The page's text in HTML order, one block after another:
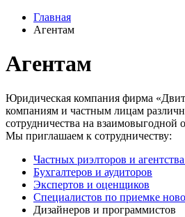
Главная
Агентам
Агентам
Юридическая компания фирма
компаниям и частным лицам
сотрудничества на взаимовыгодной
Мы приглашаем к сотрудничеству:
Частных риэлторов и
Бухгалтеров и аудиторов
Экспертов и оценщиков
Специалистов по приемке
Дизайнеров и программистов